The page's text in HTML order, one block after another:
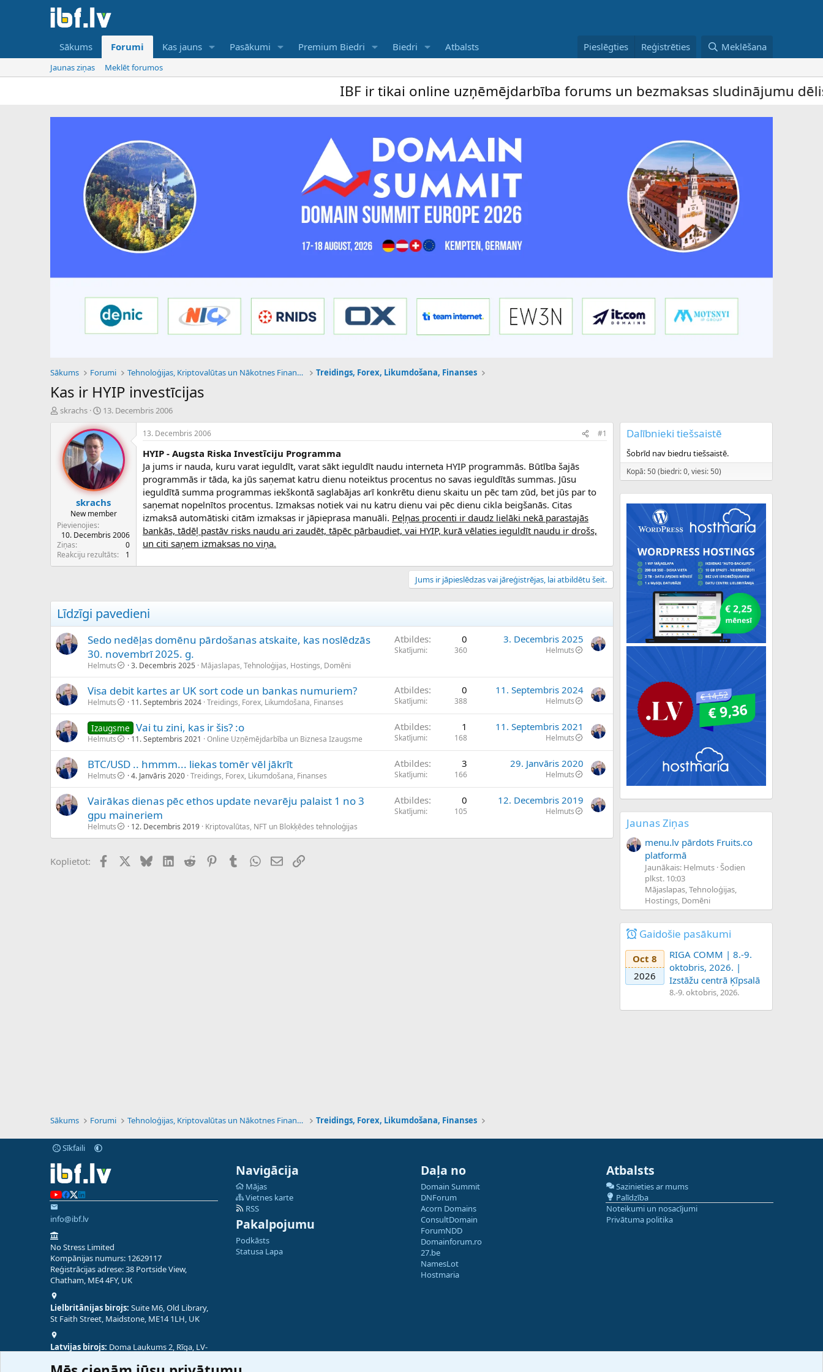
Sākums Forumi Kas jauns Pasākumi Premium Biedri Biedri Atbalsts Pieslēgties Reģistrēties Meklēšana
Jaunas ziņas Meklēt forumos
IBF ir tikai online uzņēmējdarbība forums un bezmaksas sludinājumu dēlis –
Sākums Forumi Tehnoloģijas, Kriptovalūtas un Nākotnes Finanses Treidings, Forex, Likumdošana, Finanses
Kas ir HYIP investīcijas
P
e
d
e
z
s
ā
c
ē
skrachs
S
k
u
m
a
d
a
t
u
m
s
13. Decembris 2006
skrachs
New member
Pievienojies
10. Decembris 2006
Ziņas
0
Reakciju rezultāts
1
13. Decembris 2006 #1
HYIP - Augsta Riska Investīciju Programma
Ja jums ir nauda, kuru varat ieguldīt, varat sākt ieguldīt naudu interneta HYIP programmās. Būtība šajās
programmās ir tāda, ka jūs saņemat katru dienu noteiktus procentus no savas ieguldītās summas. Jūsu
ieguldītā summa programmas iekškontā saglabājas arī konkrētu dienu skaitu un pēc tam zūd, bet jūs par to
saņemat nopelnītos procentus. Izmaksas notiek vai nu katru dienu vai pēc dienu cikla beigšanās. Citas
izmaksā automātiski citām izmaksas ir jāpieprasa manuāli. Peļņas procenti ir daudz lielāki nekā parastajās
bankās, tādēļ pastāv risks naudu ari zaudēt, tāpēc pārbaudiet, vai HYIP, kurā vēlaties ieguldīt naudu ir drošs,
un citi saņem izmaksas no viņa.
Jums ir jāpieslēdzas vai jāreģistrējas, lai atbildētu šeit.
Līdzīgi pavedieni
Sedo nedēļas domēnu pārdošanas atskaite, kas noslēdzās
30. novembrī 2025. g.
Helmuts 3. Decembris 2025 Mājaslapas, Tehnoloģijas, Hostings, Domēni
Atbildes 0
Skatījumi 360
3. Decembris 2025
Helmuts
Visa debit kartes ar UK sort code un bankas numuriem?
Helmuts 11. Septembris 2024 Treidings, Forex, Likumdošana, Finanses
Atbildes 0
Skatījumi 388
11. Septembris 2024
Helmuts
Izaugsme Vai tu zini, kas ir šis? :o
Helmuts 11. Septembris 2021 Online Uzņēmējdarbība un Biznesa Izaugsme
Atbildes 1
Skatījumi 168
11. Septembris 2021
Helmuts
BTC/USD .. hmmm... liekas tomēr vēl jākrīt
Helmuts 4. Janvāris 2020 Treidings, Forex, Likumdošana, Finanses
Atbildes 3
Skatījumi 166
29. Janvāris 2020
Helmuts
Vairākas dienas pēc ethos update nevarēju palaist 1 no 3
gpu maineriem
Helmuts 12. Decembris 2019 Kriptovalūtas, NFT un Blokķēdes tehnoloģijas
Atbildes 0
Skatījumi 105
12. Decembris 2019
Helmuts
Koplietot: FacebookX (Twitter)
BlueskyLinkedIn
Reddit PinterestTumblrWhatsApp
E-pastsSaiti
Dalībnieki tiešsaistē
Šobrīd nav biedru tiešsaistē.
Kopā: 50 (biedri: 0, viesi: 50)
Jaunas Ziņas
menu.lv pārdots Fruits.co
platformā
Jaunākais: Helmuts Šodien
plkst. 10:03
Mājaslapas, Tehnoloģijas,
Hostings, Domēni
Gaidošie pasākumi
Oct 8
2026
RIGA COMM | 8.-9.
oktobris, 2026. |
Izstāžu centrā Ķīpsalā
8.-9. oktobris, 2026.
Sākums Forumi Tehnoloģijas, Kriptovalūtas un Nākotnes Finanses Treidings, Forex, Likumdošana, Finanses
Sīkfaili
info@ibf.lv
No Stress Limited
Kompānijas numurs: 12629117
Reģistrācijas adrese: 38 Portside View,
Chatham, ME4 4FY, UK
Lielbritānijas birojs: Suite M6, Old Library,
St Faith Street, Maidstone, ME14 1LH, UK
Latvijas birojs: Doma Laukums 2, Rīga, LV-
Navigācija
Mājas
Vietnes karte
RSS
Pakalpojumu
Podkāsts
Statusa Lapa
Daļa no
Domain Summit
DNForum
Acorn Domains
ConsultDomain
ForumNDD
Domainforum.ro
27.be
NamesLot
Hostmaria
Atbalsts
Sazinieties ar mums
Palīdzība
Noteikumi un nosacījumi
Privātuma politika